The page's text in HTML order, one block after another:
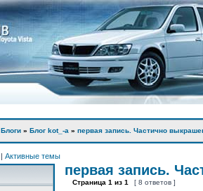
Блоги » Блог kot_-а » первая запись. Частично
| Активные темы
первая запись.
Страница 1 из 1 [ 8 ответов ]